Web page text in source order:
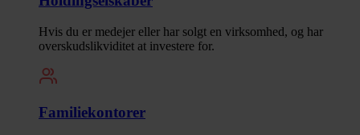
Hvis du er medejer eller har solgt en virksomhed, og har
overskudslikviditet at investere for.
Familiekontorer